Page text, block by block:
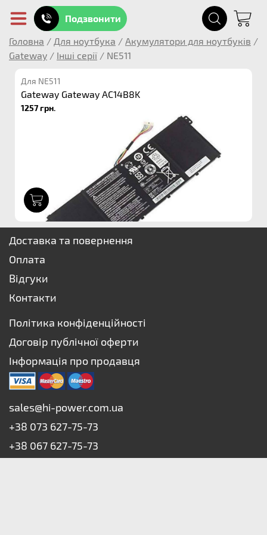
Подзвонити
Головна / Для ноутбука / Акумулятори для ноутбуків /
Gateway / Інші серії / NE511
Для NE511
Gateway Gateway AC14B8K
1257 грн.
Доставка та повернення
Оплата
Відгуки
Контакти
Політика конфіденційності
Договір публічної оферти
Інформація про продавця
sales@hi-power.com.ua
+38 073 627-75-73
+38 067 627-75-73